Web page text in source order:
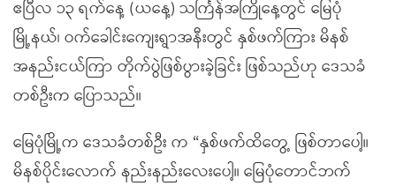
ဧပြီလ ၁၃ ရက်နေ့ (ယနေ့) သင်္ကြန်အကြိုနေ့တွင် မြေပုံ
မြို့နယ်၊ ဝက်ခေါင်းကျေးရွာအနီးတွင် နှစ်ဖက်ကြား မိနစ်
အနည်းငယ်ကြာ တိုက်ပွဲဖြစ်ပွားခဲ့ခြင်း ဖြစ်သည်ဟု ဒေသခံ
တစ်ဦးက ပြောသည်။
မြေပုံမြို့က ဒေသခံတစ်ဦး က “နှစ်ဖက်ထိတွေ့ ဖြစ်တာပေါ့။
မိနစ်ပိုင်းလောက် နည်းနည်းလေးပေါ့။ မြေပုံတောင်ဘက်